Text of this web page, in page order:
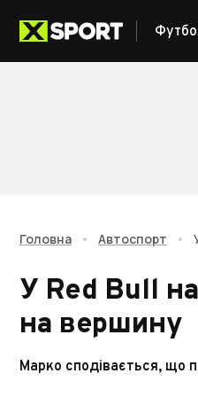
Головна • Автоспорт •
У Red Bull
на вершину
Марко сподівається, що